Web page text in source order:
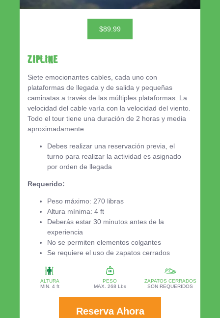
$89.99
ZIPLINE
Siete emocionantes cables, cada uno con
plataformas de llegada y de salida y pequeñas
caminatas a través de las múltiples plataformas. La
velocidad del cable varía con la velocidad del viento.
Todo el tour tiene una duración de 2 horas y media
aproximadamente
Debes realizar una reservación previa, el
turno para realizar la actividad es asignado
por orden de llegada
Requerido:
Peso máximo: 270 libras
Altura mínima: 4 ft
Deberás estar 30 minutos antes de la
experiencia
No se permiten elementos colgantes
Se requiere el uso de zapatos cerrados
ALTURA
MIN. 4 ft
PESO
MAX. 268 Lbs
ZAPATOS CERRADOS
SON REQUERIDOS
Reserva Ahora